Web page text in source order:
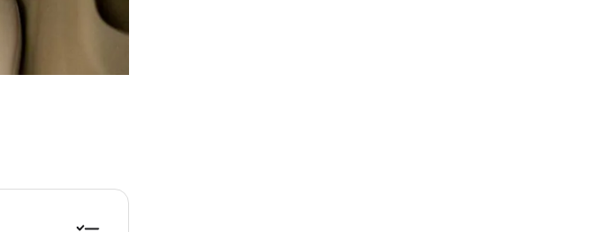
체는 당시 차량 및 고객 상황에 따라 동일한 종류의 다른 브랜드 또는 모델의 차량을 배정할 것입니다. *
드립니다. 안내를 받지 못한 경우 고객센터로 문의해주세요.